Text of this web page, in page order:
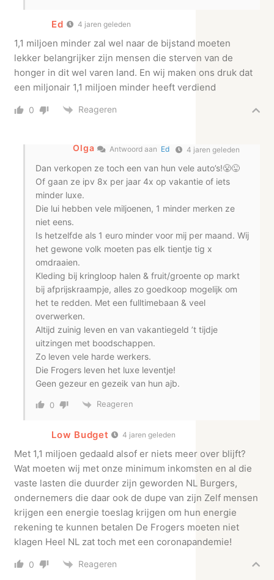
Ed 4 jaren geleden
1,1 miljoen minder zal wel naar de bijstand moeten
lekker belangrijker zijn mensen die sterven van de
honger in dit wel varen land. En wij maken ons druk dat
een miljonair 1,1 miljoen minder heeft verdiend
0 Reageren
Olga Antwoord aan Ed 4 jaren geleden
Dan verkopen ze toch een van hun vele auto’s!😤😜
Of gaan ze ipv 8x per jaar 4x op vakantie of iets
minder luxe.
Die lui hebben vele miljoenen, 1 minder merken ze
niet eens.
Is hetzelfde als 1 euro minder voor mij per maand. Wij
het gewone volk moeten pas elk tientje tig x
omdraaien.
Kleding bij kringloop halen & fruit/groente op markt
bij afprijskraampje, alles zo goedkoop mogelijk om
het te redden. Met een fulltimebaan & veel
overwerken.
Altijd zuinig leven en van vakantiegeld ’t tijdje
uitzingen met boodschappen.
Zo leven vele harde werkers.
Die Frogers leven het luxe leventje!
Geen gezeur en gezeik van hun ajb.
0 Reageren
Low Budget 4 jaren geleden
Met 1,1 miljoen gedaald alsof er niets meer over blijft?
Wat moeten wij met onze minimum inkomsten en al die
vaste lasten die duurder zijn geworden NL Burgers,
ondernemers die daar ook de dupe van zijn Zelf mensen
krijgen een energie toeslag krijgen om hun energie
rekening te kunnen betalen De Frogers moeten niet
klagen Heel NL zat toch met een coronapandemie!
0 Reageren